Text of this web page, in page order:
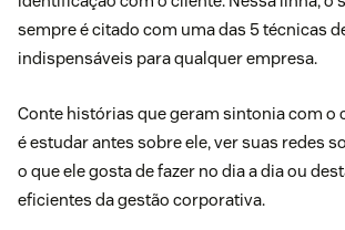
sempre é citado com uma das 5 técnicas
indispensáveis para qualquer empresa.
Conte histórias que geram sintonia com o
é estudar antes sobre ele, ver suas redes
o que ele gosta de fazer no dia a dia ou
eficientes da gestão corporativa.